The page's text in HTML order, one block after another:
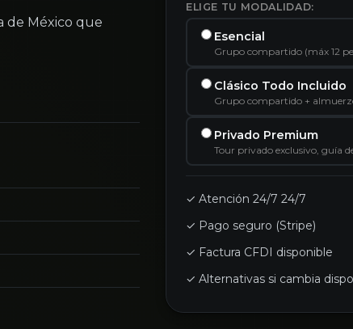
de México que
ELIGE TU MODALIDAD:
Esencial
Grupo compartido (máx 12
Clásico Todo Incluido
Grupo compartido +
Privado Premium
Tour privado exclusivo, guía
✓ Atención 24/7 24/7
✓ Pago seguro (Stripe)
✓ Factura CFDI disponible
✓ Alternativas si cambia